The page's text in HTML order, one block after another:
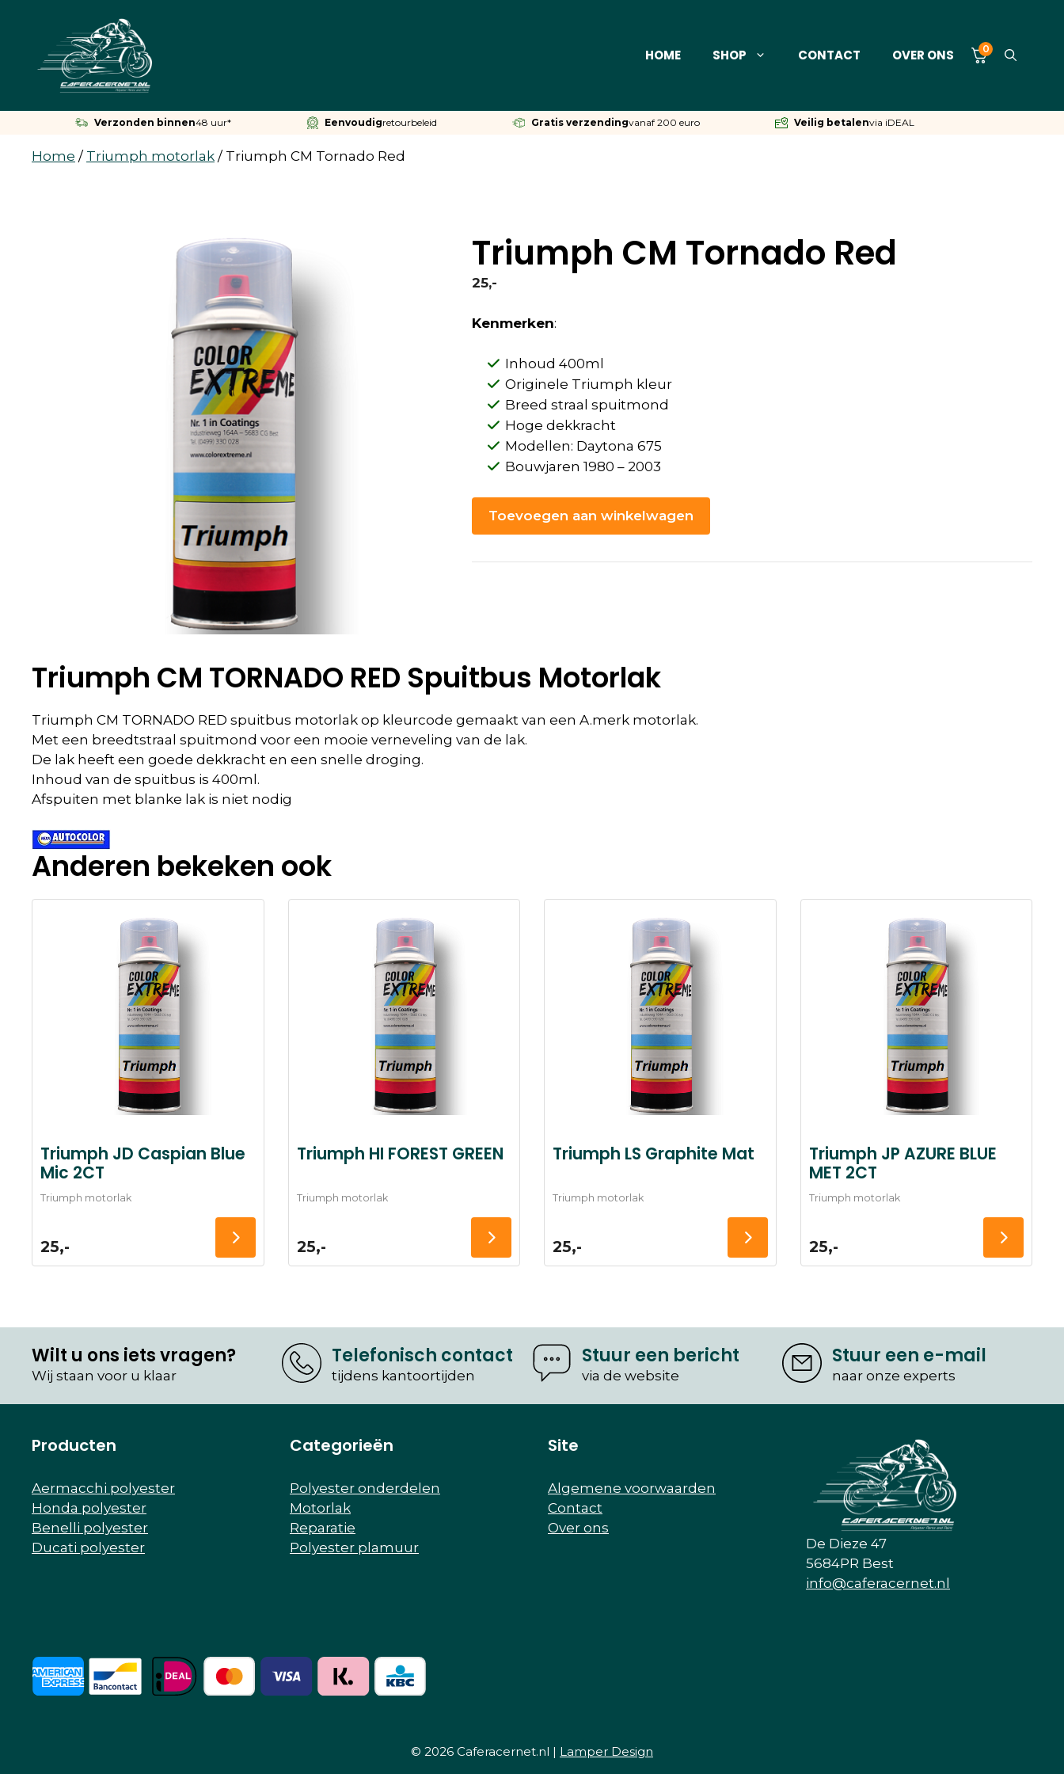
inhoud
HOME SHOP CONTACT OVER ONS 0
Verzonden binnen48 uur* Eenvoudigretourbeleid Gratis verzendingvanaf 200 euro Veilig betalenvia iDEAL
Home / Triumph motorlak / Triumph CM Tornado Red
Triumph CM Tornado Red
25,-
Kenmerken:
Inhoud 400ml
Originele Triumph kleur
Breed straal spuitmond
Hoge dekkracht
Modellen: Daytona 675
Bouwjaren 1980 – 2003
Toevoegen aan winkelwagen
Triumph CM TORNADO RED Spuitbus Motorlak
Triumph CM TORNADO RED spuitbus motorlak op kleurcode gemaakt van een A.merk motorlak.
Met een breedtstraal spuitmond voor een mooie verneveling van de lak.
De lak heeft een goede dekkracht en een snelle droging.
Inhoud van de spuitbus is 400ml.
Afspuiten met blanke lak is niet nodig
Anderen bekeken ook
Triumph JD Caspian Blue
Mic 2CT
Triumph motorlak
25,-
Triumph HI FOREST GREEN
Triumph motorlak
25,-
Triumph LS Graphite Mat
Triumph motorlak
25,-
Triumph JP AZURE BLUE
MET 2CT
Triumph motorlak
25,-
Wilt u ons iets vragen?
Wij staan voor u klaar
Telefonisch contact
tijdens kantoortijden
Stuur een bericht
via de website
Stuur een e-mail
naar onze experts
Producten
Aermacchi polyester
Honda polyester
Benelli polyester
Ducati polyester
Categorieën
Polyester onderdelen
Motorlak
Reparatie
Polyester plamuur
Site
Algemene voorwaarden
Contact
Over ons
De Dieze 47
5684PR Best
info@caferacernet.nl
© 2026 Caferacernet.nl | Lamper Design